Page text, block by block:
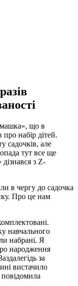
що в
набір дітей.
садочків, але
тут все ще
з Z-
в чергу до садочка
Про це нам
навчального
набрані. Я
народження
за
вистачило
повідомила